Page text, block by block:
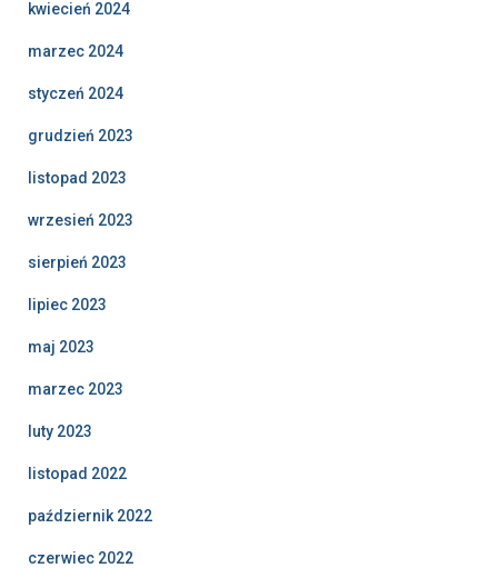
kwiecień 2024
marzec 2024
styczeń 2024
grudzień 2023
listopad 2023
wrzesień 2023
sierpień 2023
lipiec 2023
maj 2023
marzec 2023
luty 2023
listopad 2022
październik 2022
czerwiec 2022